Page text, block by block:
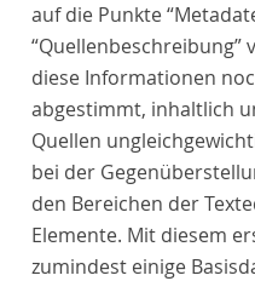
auf die Punkte
“Quellenbeschreibung”
diese Informationen
abgestimmt, inhaltlich
Quellen
bei der
den Bereichen der
Elemente. Mit diesem
zumindest einige